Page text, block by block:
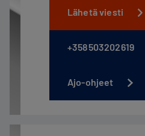
Lähetä viesti
+358503202619
Ajo-ohjeet